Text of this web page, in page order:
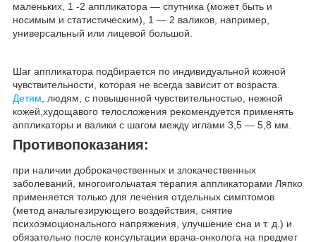
маленьких, 1 -2 аппликатора — спутника (может быть и
носимым и статистическим), 1 — 2 валиков, например,
универсальный или лицевой большой.
Шаг аппликатора подбирается по индивидуальной кожной
чувствительности, которая не всегда зависит от возраста.
Детям , людям, с повышенной чувствительностью, нежной
кожей,худощавого телосложения рекомендуется применять
аппликаторы и валики с шагом между иглами 3,5 — 5,8 мм.
Противопоказания:
при наличии доброкачественных и злокачественных
заболеваний, многоигольчатая терапия аппликаторами Ляпко
применяется только для лечения отдельных симптомов
(метод анальгезирующего воздействия, снятие
психоэмоционального напряжения, улучшение сна и т. д.) и
обязательно после консультации врача-онколога на предмет